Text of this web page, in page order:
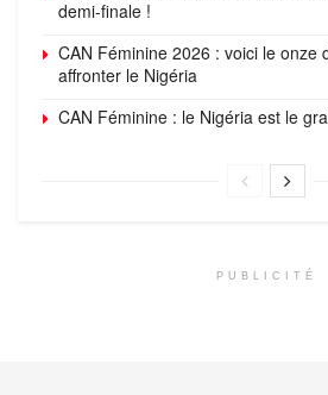
demi-finale !
CAN Féminine 2026 : voici le onze
affronter le Nigéria
CAN Féminine : le Nigéria est le
PUBLICITÉ